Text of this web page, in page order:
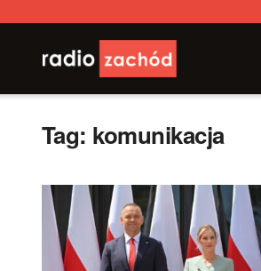
Tag: komunikacja